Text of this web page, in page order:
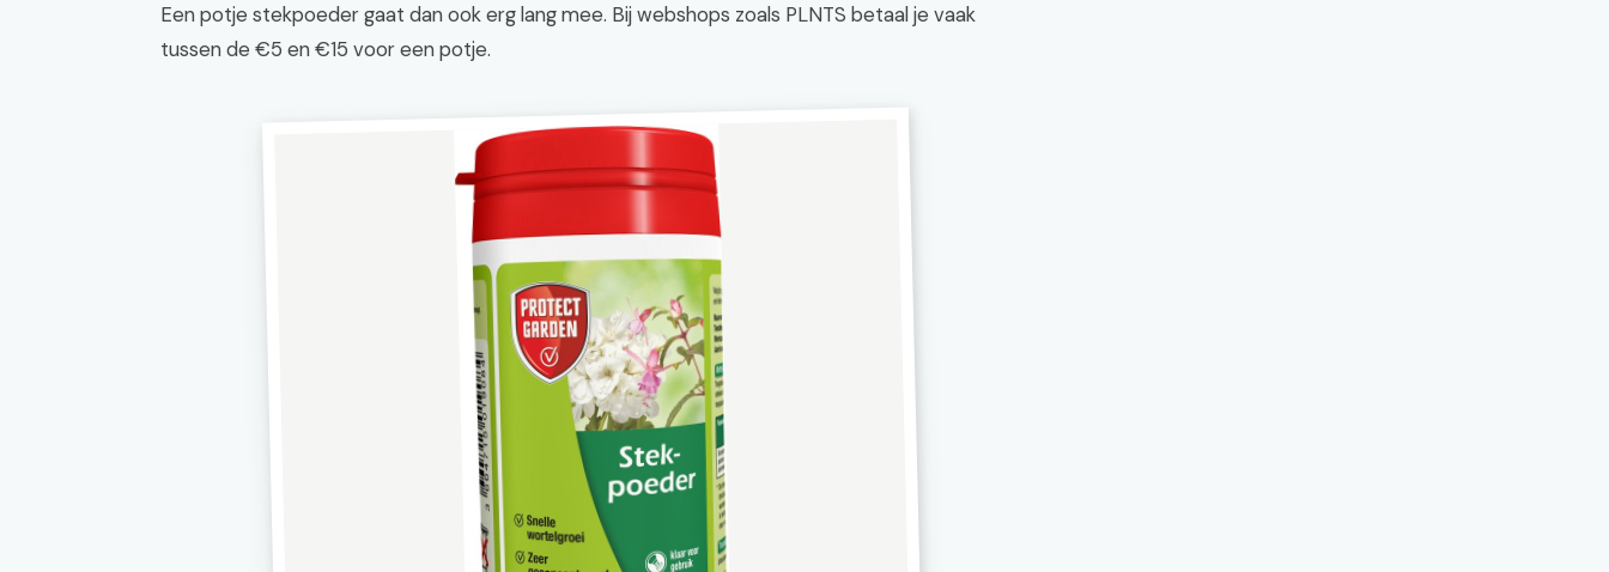
Een potje stekpoeder gaat dan ook erg lang mee. Bij webshops zoals PLNTS betaal je vaak
tussen de €5 en €15 voor een potje.